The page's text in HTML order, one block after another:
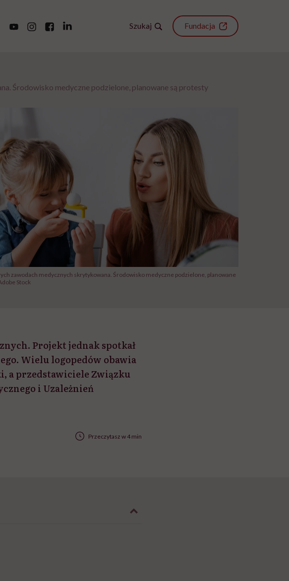
Szukaj Fundacja
Środowisko medyczne podzielone, planowane są protesty
zawodach medycznych skrytykowana. Środowisko medyczne podzielone, planowane
Stock
Projekt jednak spotkał
Wielu logopedów obawia
a przedstawiciele Związku
i Uzależnień
Przeczytasz w 4 min